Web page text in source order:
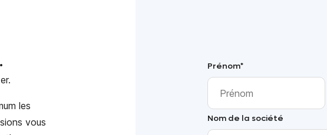
les
vous
Prénom*
Nom de la société